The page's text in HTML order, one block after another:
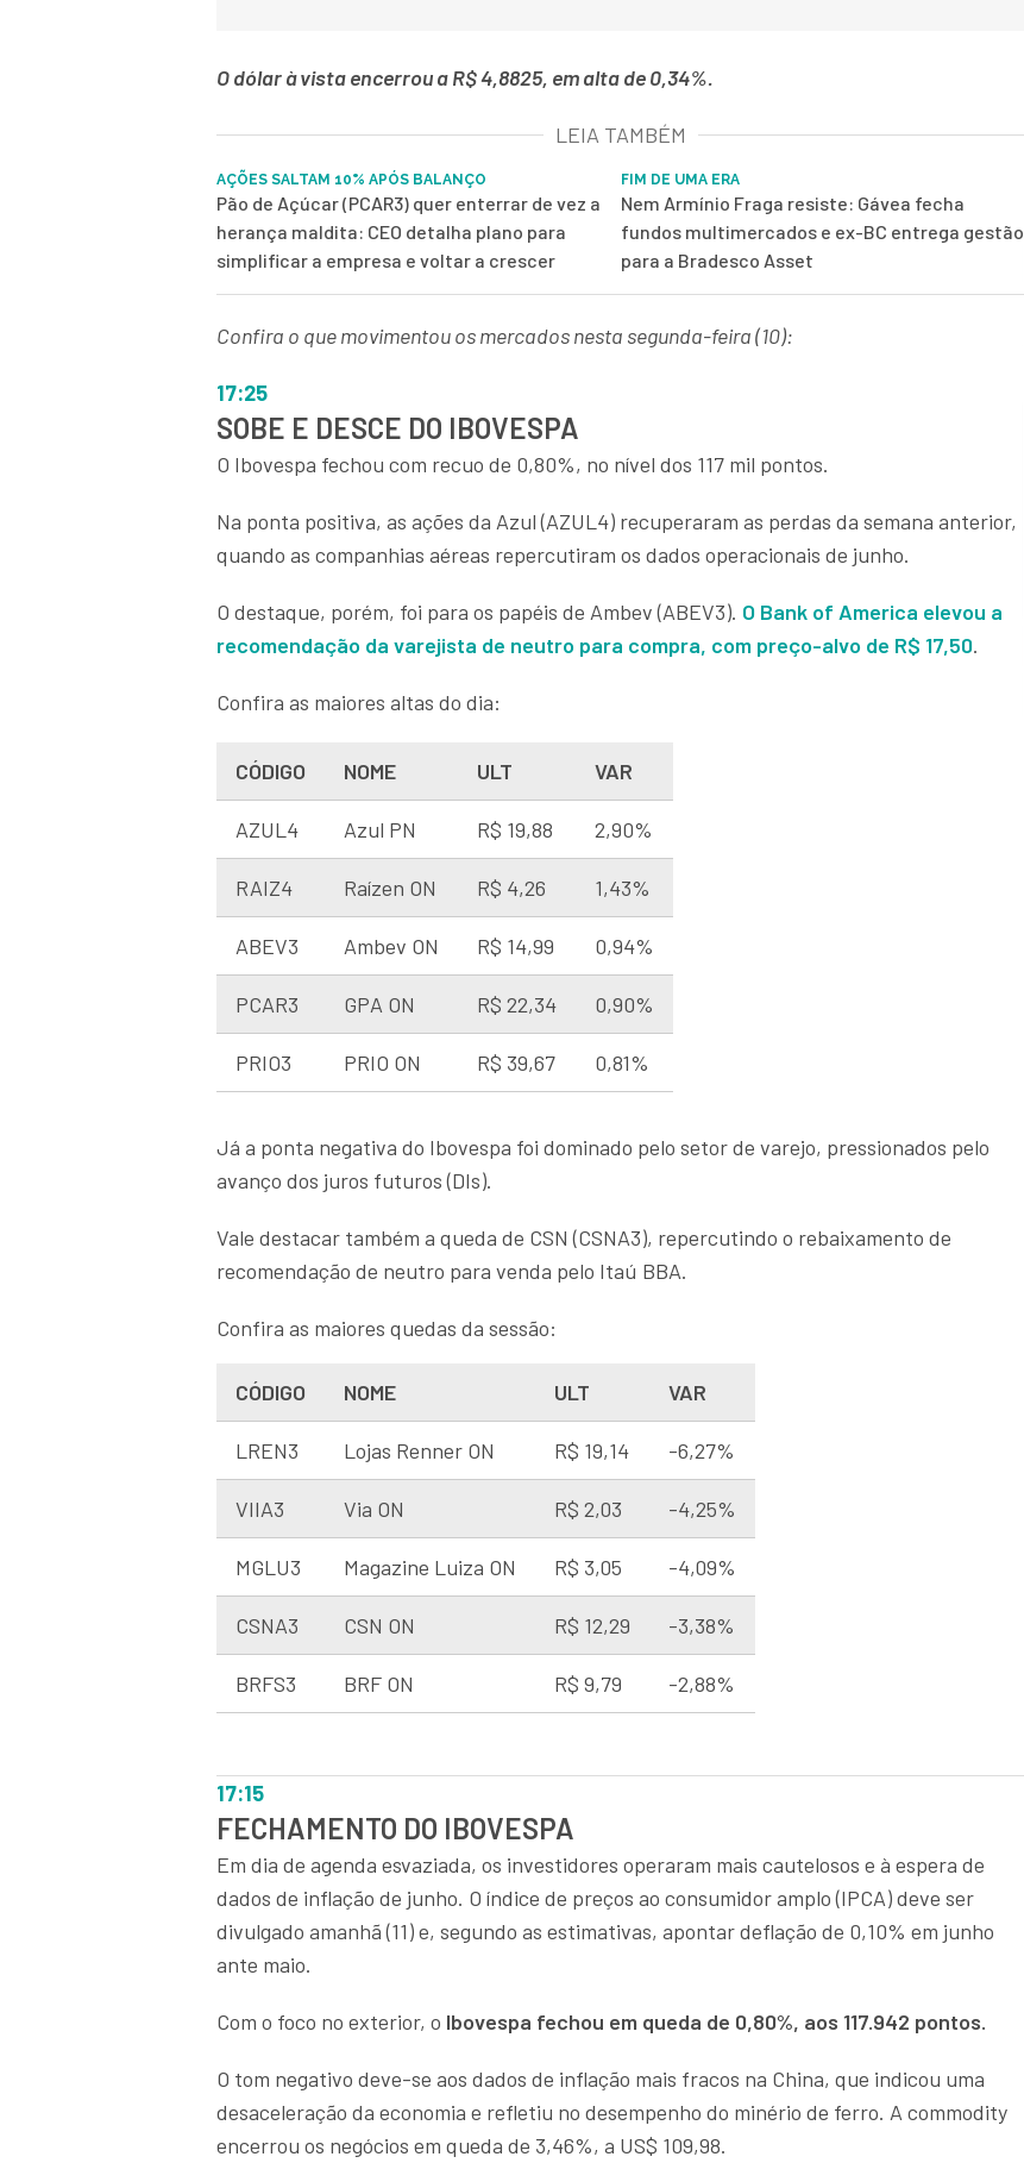
O dólar à vista encerrou a R$ 4,8825, em alta de 0,34%.
LEIA TAMBÉM
AÇÕES SALTAM 10% APÓS BALANÇO
Pão de Açúcar (PCAR3) quer enterrar de vez a
herança maldita: CEO detalha plano para
simplificar a empresa e voltar a crescer
FIM DE UMA ERA
Nem Armínio Fraga resiste: Gávea fecha
fundos multimercados e ex-BC entrega gestão
para a Bradesco Asset
Confira o que movimentou os mercados nesta segunda-feira (10):
17:25
SOBE E DESCE DO IBOVESPA
O Ibovespa fechou com recuo de 0,80%, no nível dos 117 mil pontos.
Na ponta positiva, as ações da Azul (AZUL4) recuperaram as perdas da semana anterior,
quando as companhias aéreas repercutiram os dados operacionais de junho.
O destaque, porém, foi para os papéis de Ambev (ABEV3). O Bank of America elevou a
recomendação da varejista de neutro para compra, com preço-alvo de R$ 17,50.
Confira as maiores altas do dia:
CÓDIGO NOME ULT VAR
AZUL4 Azul PN R$ 19,88 2,90%
RAIZ4 Raízen ON R$ 4,26 1,43%
ABEV3 Ambev ON R$ 14,99 0,94%
PCAR3 GPA ON R$ 22,34 0,90%
PRIO3 PRIO ON R$ 39,67 0,81%
Já a ponta negativa do Ibovespa foi dominado pelo setor de varejo, pressionados pelo
avanço dos juros futuros (DIs).
Vale destacar também a queda de CSN (CSNA3), repercutindo o rebaixamento de
recomendação de neutro para venda pelo Itaú BBA.
Confira as maiores quedas da sessão:
CÓDIGO NOME ULT VAR
LREN3 Lojas Renner ON R$ 19,14 -6,27%
VIIA3 Via ON R$ 2,03 -4,25%
MGLU3 Magazine Luiza ON R$ 3,05 -4,09%
CSNA3 CSN ON R$ 12,29 -3,38%
BRFS3 BRF ON R$ 9,79 -2,88%
17:15
FECHAMENTO DO IBOVESPA
Em dia de agenda esvaziada, os investidores operaram mais cautelosos e à espera de
dados de inflação de junho. O índice de preços ao consumidor amplo (IPCA) deve ser
divulgado amanhã (11) e, segundo as estimativas, apontar deflação de 0,10% em junho
ante maio.
Com o foco no exterior, o Ibovespa fechou em queda de 0,80%, aos 117.942 pontos.
O tom negativo deve-se aos dados de inflação mais fracos na China, que indicou uma
desaceleração da economia e refletiu no desempenho do minério de ferro. A commodity
encerrou os negócios em queda de 3,46%, a US$ 109,98.